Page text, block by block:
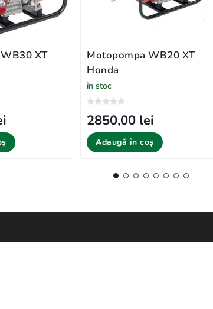
XT
Motopompa WB20 XT
Honda
în stoc
2850,00 lei
Adaugă în coș